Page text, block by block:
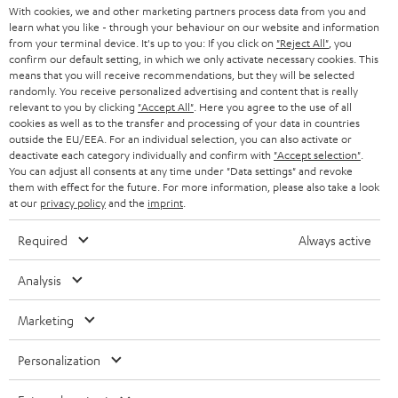
Welche Radiogeräte können Webradios empfangen?
Um Webradios wiedergeben zu können, müssen die Radios über
entsprechende WLAN-Module und Software verfügen. Sämtliche Teufel-
Streaming-Lautsprecher können über die Teufel Home App (früher
Raumfeld App) undTuneIn Webradios und Radiosender aus der ganzen
Welt empfangen und wiedergeben. Doch auch reine Webradio-
Empfänger und Digitalradios, wie das RADIO 3SIXTY können für das
streamen von Radiosendern genutzt werden. Mit der MUSICSTATION
kannst du neben UKW, DAB+ und Internetradio auch deine CDs dank
verbautem CD-Player wiedergeben und mit unseren HOLISTEN kannst du
die Radiosender per Sprachbefehl über Amazon Alexa auswählen.
Was ist ein Internetradio?
Internetradios sind Geräte, welche dazu in der Lage sind, Radiosender über
das Internet zu streamen. Diese Geräte verbinden sich über einen
integrierten Webbrowser mit den jeweiligen Seiten des Webradios über
das heimischeWLAN-Netzwerkoder per angeschlossenem Lan-Kabel.
Anbieter von Radiosendungen über das Internet werden ebenfalls
sowohl ein Empfangsgerät als auch Radiosender, welche über das Internet
n
g
STEREO
SMART HOME
BLUETOOTH-LAUTSPRECHER
KOPFHÖRER
BLUETOOTH-KOPFHÖRER
LAUTSPRECHER
ULTIMA-SERIE
IN-EAR-KOPFHÖRER
FANSHOP
PRESSE & MARKETING
GESCHÄFTSKUNDEN
PARTNERPROGRAMM
BLOG
NEWSLETTER
STORES
DEINE VORTEILE BEI TEUFEL
TEUFEL STORY
UNSER MANAGEMENT
DEUTSCHLAND
ÖSTERREICH
SCHWEIZ
NIEDERLANDE
BELGIEN
POLEN
Technische Änderungen, Tippfehler und Irrtum vorbehalten. Das auf unseren
Fotos abgebildete Zubehör ist nicht im Lieferumfang enthalten. Etwaige
With cookies, we and other marketing partners process data from you and
learn what you like - through your behaviour on our website and information
from your terminal device. It's up to you: If you click on "Reject All" , you
confirm our default setting, in which we only activate necessary cookies. This
means that you will receive recommendations, but they will be selected
randomly. You receive personalized advertising and content that is really
relevant to you by clicking "Accept All" . Here you agree to the use of all
cookies as well as to the transfer and processing of your data in countries
outside the EU/EEA. For an individual selection, you can also activate or
deactivate each category individually and confirm with "Accept selection"
You can adjust all consents at any time under "Data settings" and revoke
them with effect for the future. For more information, please also take a look
at our privacy policyand the imprint
Required Always active
Analysis
Marketing
Personalization